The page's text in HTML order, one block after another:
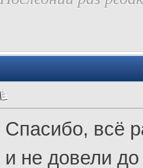
Спасибо, всё
и не довели